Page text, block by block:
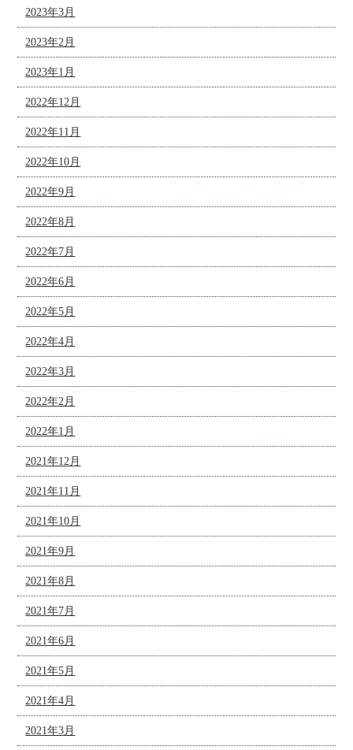
2023年3月
2023年2月
2023年1月
2022年12月
2022年11月
2022年10月
2022年9月
2022年8月
2022年7月
2022年6月
2022年5月
2022年4月
2022年3月
2022年2月
2022年1月
2021年12月
2021年11月
2021年10月
2021年9月
2021年8月
2021年7月
2021年6月
2021年5月
2021年4月
2021年3月